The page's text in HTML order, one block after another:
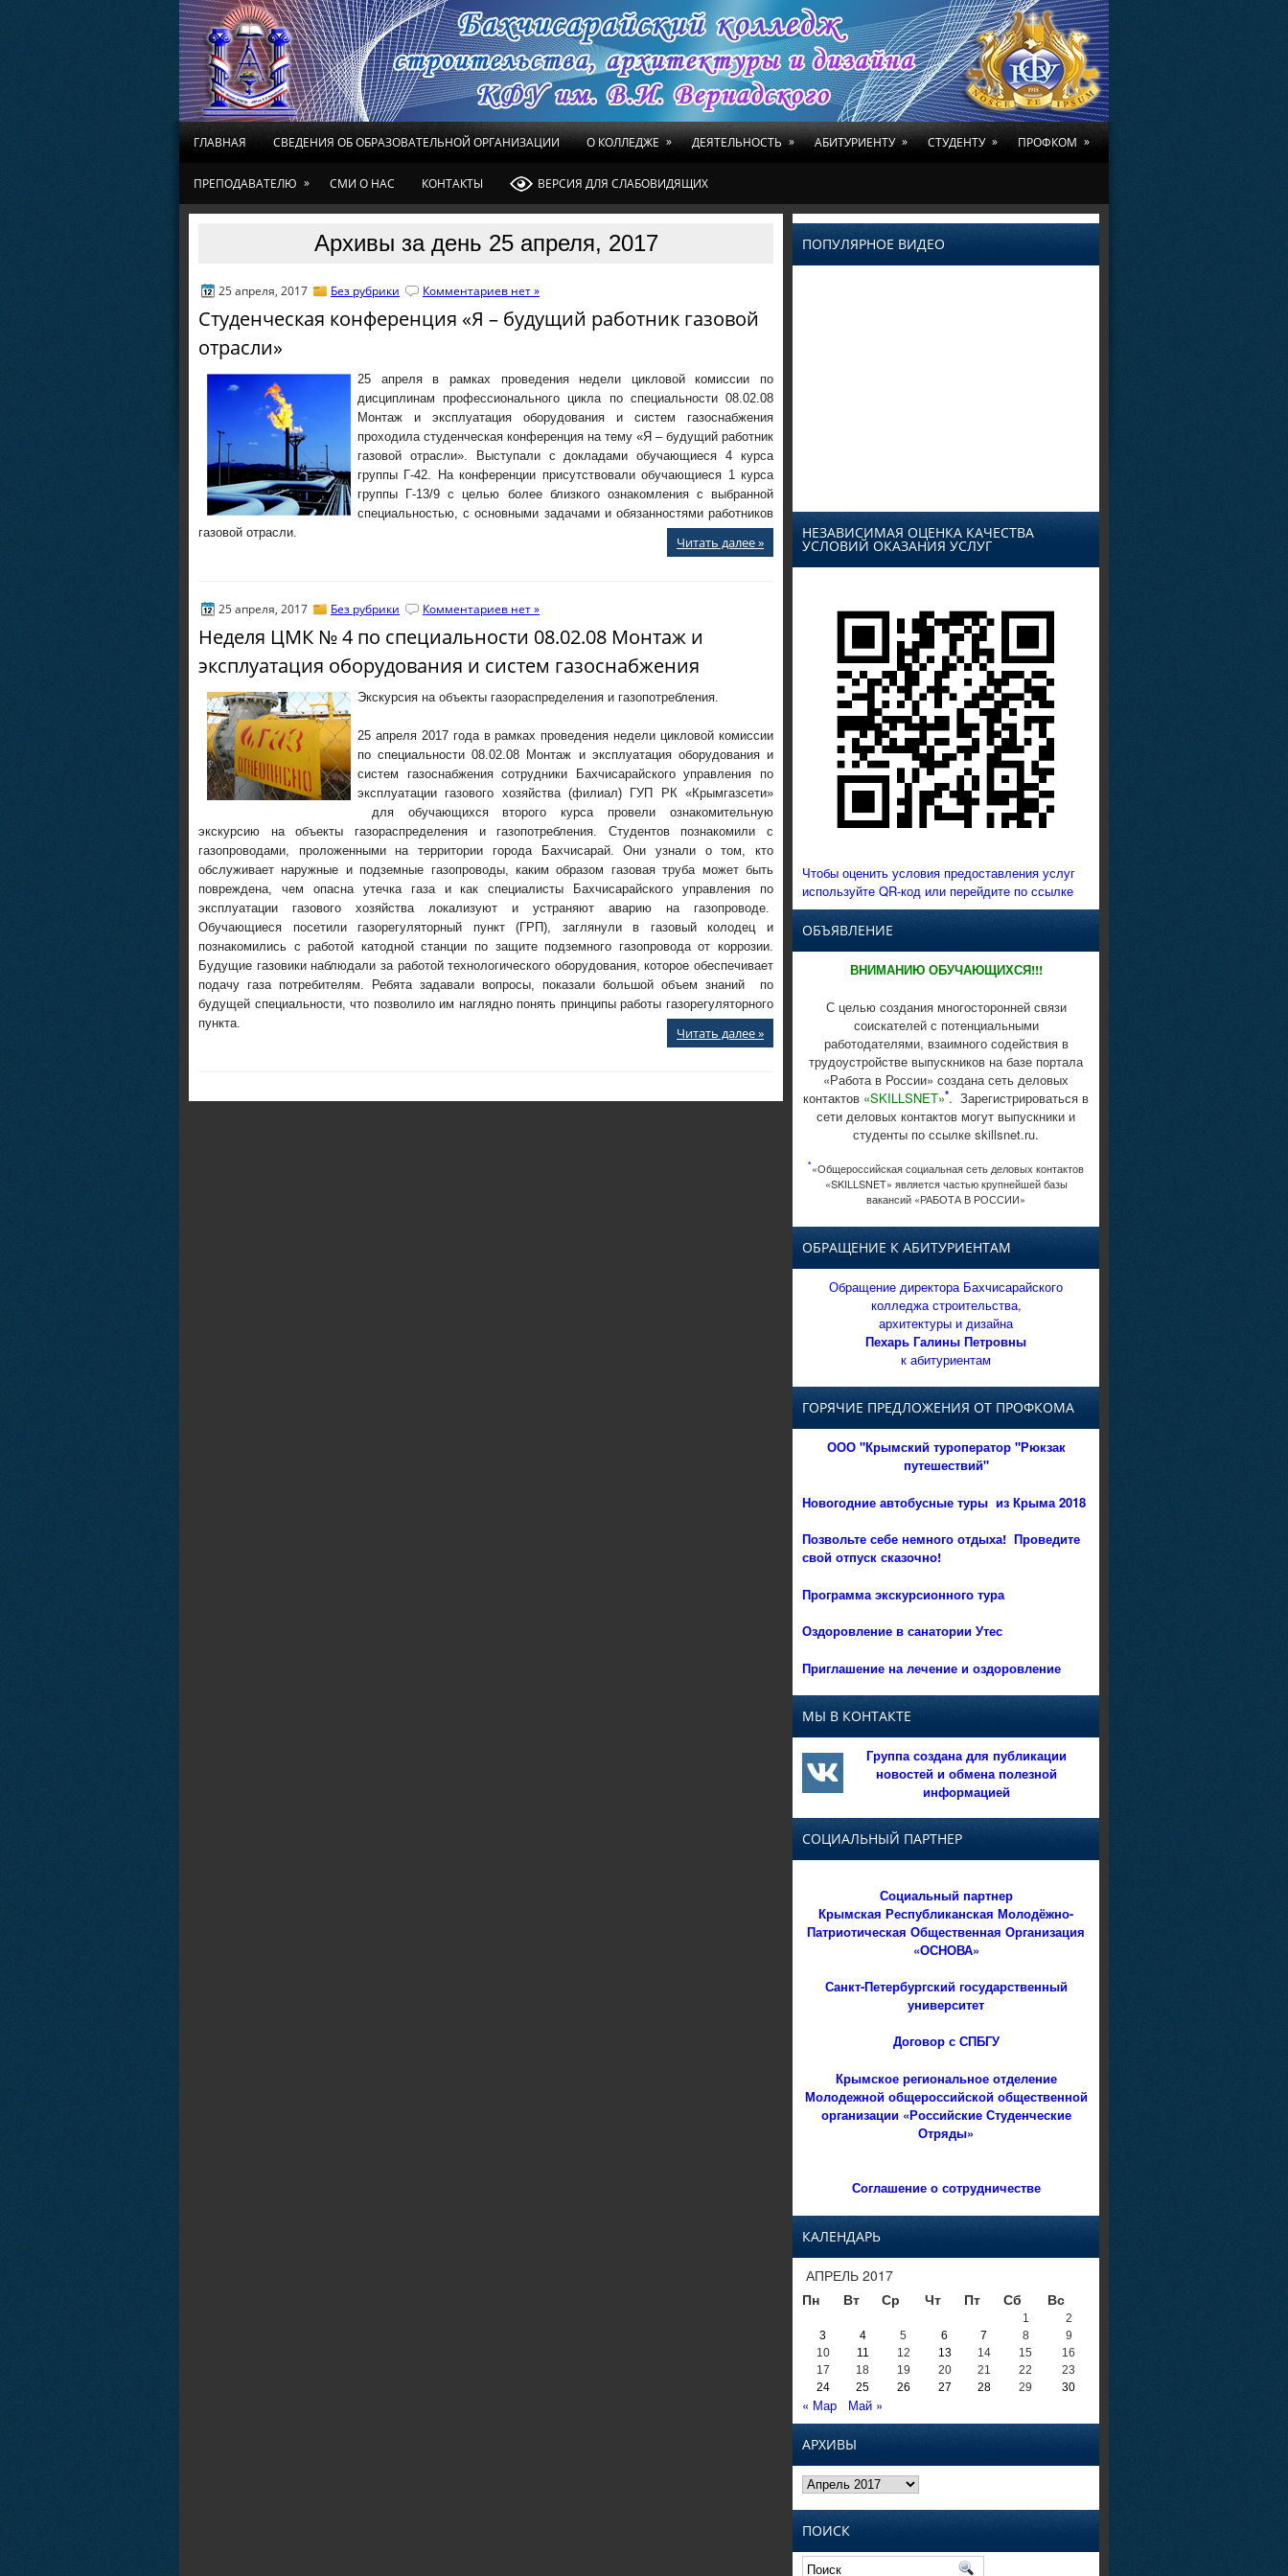
ГЛАВНАЯ СВЕДЕНИЯ ОБ ОБРАЗОВАТЕЛЬНОЙ ОРГАНИЗАЦИИ О КОЛЛЕДЖЕ » ДЕЯТЕЛЬНОСТЬ » АБИТУРИЕНТУ » СТУДЕНТУ » ПРОФКОМ »
ПРЕПОДАВАТЕЛЮ » СМИ О НАС КОНТАКТЫ ВЕРСИЯ ДЛЯ СЛАБОВИДЯЩИХ
Архивы за день 25 апреля, 2017
25 апреля, 2017 Без рубрики Комментариев нет »
Студенческая конференция «Я – будущий работник газовой
отрасли»
25 апреля в рамках проведения недели цикловой комиссии по
дисциплинам профессионального цикла по специальности 08.02.08
Монтаж и эксплуатация оборудования и систем газоснабжения
проходила студенческая конференция на тему «Я – будущий работник
газовой отрасли». Выступали с докладами обучающиеся 4 курса
группы Г-42. На конференции присутствовали обучающиеся 1 курса
группы Г-13/9 с целью более близкого ознакомления с выбранной
специальностью, с основными задачами и обязанностями работников
газовой отрасли.
Читать далее »
25 апреля, 2017 Без рубрики Комментариев нет »
Неделя ЦМК № 4 по специальности 08.02.08 Монтаж и
эксплуатация оборудования и систем газоснабжения
Экскурсия на объекты газораспределения и газопотребления.
25 апреля 2017 года в рамках проведения недели цикловой комиссии
по специальности 08.02.08 Монтаж и эксплуатация оборудования и
систем газоснабжения сотрудники Бахчисарайского управления по
эксплуатации газового хозяйства (филиал) ГУП РК «Крымгазсети»
для обучающихся второго курса провели ознакомительную
экскурсию на объекты газораспределения и газопотребления. Студентов познакомили с
газопроводами, проложенными на территории города Бахчисарай. Они узнали о том, кто
обслуживает наружные и подземные газопроводы, каким образом газовая труба может быть
повреждена, чем опасна утечка газа и как специалисты Бахчисарайского управления по
эксплуатации газового хозяйства локализуют и устраняют аварию на газопроводе.
Обучающиеся посетили газорегуляторный пункт (ГРП), заглянули в газовый колодец и
познакомились с работой катодной станции по защите подземного газопровода от коррозии.
Будущие газовики наблюдали за работой технологического оборудования, которое обеспечивает
подачу газа потребителям. Ребята задавали вопросы, показали большой объем знаний по
будущей специальности, что позволило им наглядно понять принципы работы газорегуляторного
пункта.
Читать далее »
ПОПУЛЯРНОЕ ВИДЕО
НЕЗАВИСИМАЯ ОЦЕНКА КАЧЕСТВА
УСЛОВИЙ ОКАЗАНИЯ УСЛУГ
Чтобы оценить условия предоставления услуг
используйте QR-код или перейдите по ссылке
ОБЪЯВЛЕНИЕ
ВНИМАНИЮ ОБУЧАЮЩИХСЯ!!!
С целью создания многосторонней связи
соискателей с потенциальными
работодателями, взаимного содействия в
трудоустройстве выпускников на базе портала
«Работа в России» создана сеть деловых
контактов «SKILLSNET»*. Зарегистрироваться в
сети деловых контактов могут выпускники и
студенты по ссылке skillsnet.ru.
*«Общероссийская социальная сеть деловых контактов
«SKILLSNET» является частью крупнейшей базы
вакансий «РАБОТА В РОССИИ»
ОБРАЩЕНИЕ К АБИТУРИЕНТАМ
Обращение директора Бахчисарайского
колледжа строительства,
архитектуры и дизайна
Пехарь Галины Петровны
к абитуриентам
ГОРЯЧИЕ ПРЕДЛОЖЕНИЯ ОТ ПРОФКОМА
ООО "Крымский туроператор "Рюкзак
путешествий"
Новогодние автобусные туры из Крыма 2018
Позвольте себе немного отдыха! Проведите
свой отпуск сказочно!
Программа экскурсионного тура
Оздоровление в санатории Утес
Приглашение на лечение и оздоровление
МЫ В КОНТАКТЕ
Группа создана для публикации
новостей и обмена полезной
информацией
СОЦИАЛЬНЫЙ ПАРТНЕР
Социальный партнер
Крымская Республиканская Молодёжно-
Патриотическая Общественная Организация
«ОСНОВА»
Санкт-Петербургский государственный
университет
Договор с СПБГУ
Крымское региональное отделение
Молодежной общероссийской общественной
организации «Российские Студенческие
Отряды»
Соглашение о сотрудничестве
КАЛЕНДАРЬ
АПРЕЛЬ 2017
Пн
Вт Ср Чт Пт Сб Вс
1
2
3
4 5 6 7 8
9
10
11 12 13 14 15
16
17
18 19 20 21 22
23
24
25 26 27 28 29 30
« Мар Май »
АРХИВЫ
Архивы
ПОИСК